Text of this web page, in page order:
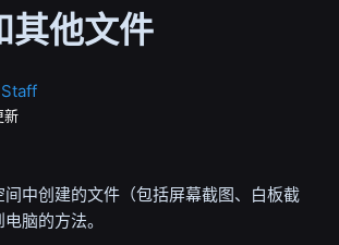
其他文件
新
中创建的文件（包括屏幕截图、白板截
脑的方法。